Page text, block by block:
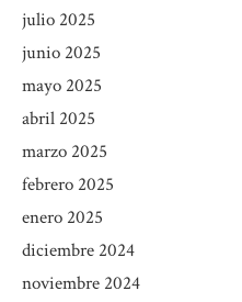
julio 2025
junio 2025
mayo 2025
abril 2025
marzo 2025
febrero 2025
enero 2025
diciembre 2024
noviembre 2024